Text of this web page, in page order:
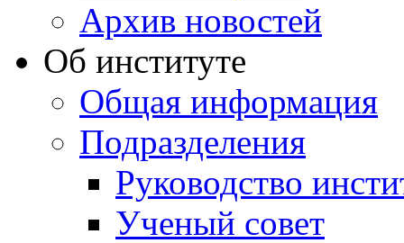
Архив новостей
Об институте
Общая информация
Подразделения
Руководство
Ученый совет